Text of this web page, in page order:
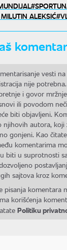
ALEKSIĆ
vesti
nije
i govor
ili povodom
biti objavljeni.
njihovih autora,
gonjeni. Kao
komentarima
biti u suprotnosti
sajtova kroz
pisanja komentara
korišćenja
Politiku